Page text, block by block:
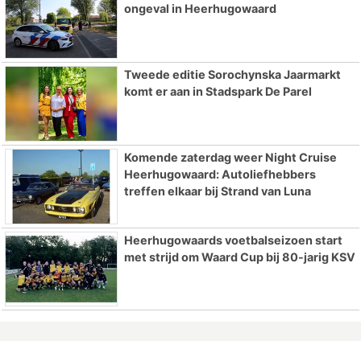
ongeval in Heerhugowaard
Tweede editie Sorochynska Jaarmarkt
komt er aan in Stadspark De Parel
Komende zaterdag weer Night Cruise
Heerhugowaard: Autoliefhebbers
treffen elkaar bij Strand van Luna
Heerhugowaards voetbalseizoen start
met strijd om Waard Cup bij 80-jarig KSV